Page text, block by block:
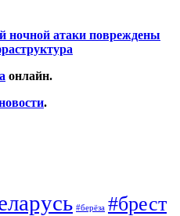
ночной атаки повреждены
онлайн.
.
#берёза #брест